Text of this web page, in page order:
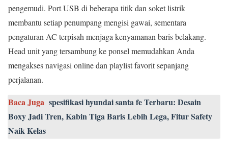
pengemudi. Port USB di beberapa titik dan soket listrik
membantu setiap penumpang mengisi gawai, sementara
pengaturan AC terpisah menjaga kenyamanan baris belakang.
Head unit yang tersambung ke ponsel memudahkan Anda
mengakses navigasi online dan playlist favorit sepanjang
perjalanan.
Baca Juga spesifikasi hyundai santa fe Terbaru: Desain
Boxy Jadi Tren, Kabin Tiga Baris Lebih Lega, Fitur Safety
Naik Kelas